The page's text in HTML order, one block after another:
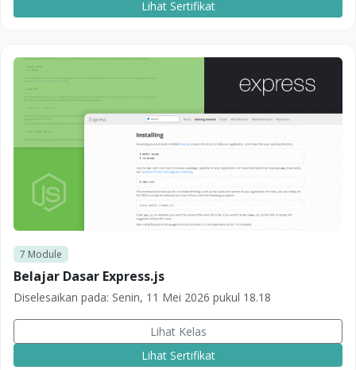
Lihat Sertifikat
7 Module
Belajar Dasar Express.js
Diselesaikan pada: Senin, 11 Mei 2026 pukul 18.18
Lihat Kelas
Lihat Sertifikat